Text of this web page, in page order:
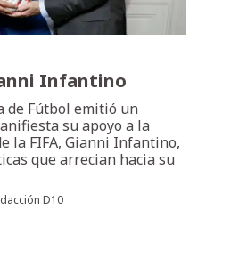
Infantino
de Fútbol emitió un
su apoyo a la
la FIFA, Gianni Infantino,
que arrecian hacia su
D10